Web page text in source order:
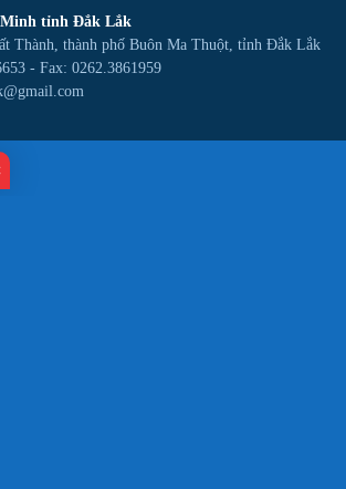
tỉnh Đắk Lắk
Thành, thành phố Buôn Ma Thuột, tỉnh Đắk Lắk
- Fax: 0262.3861959